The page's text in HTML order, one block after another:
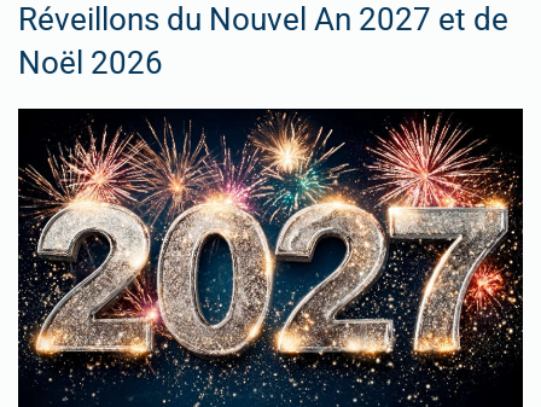
Réveillons du Nouvel An 2027 et de
Noël 2026